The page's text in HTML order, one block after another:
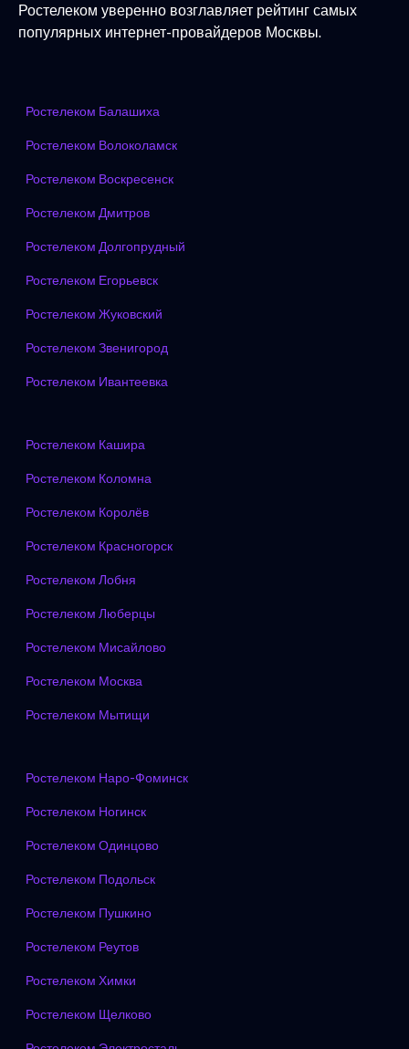
Ростелеком уверенно возглавляет рейтинг самых
популярных интернет-провайдеров Москвы.
Ростелеком Балашиха
Ростелеком Волоколамск
Ростелеком Воскресенск
Ростелеком Дмитров
Ростелеком Долгопрудный
Ростелеком Егорьевск
Ростелеком Жуковский
Ростелеком Звенигород
Ростелеком Ивантеевка
Ростелеком Кашира
Ростелеком Коломна
Ростелеком Королёв
Ростелеком Красногорск
Ростелеком Лобня
Ростелеком Люберцы
Ростелеком Мисайлово
Ростелеком Москва
Ростелеком Мытищи
Ростелеком Наро-Фоминск
Ростелеком Ногинск
Ростелеком Одинцово
Ростелеком Подольск
Ростелеком Пушкино
Ростелеком Реутов
Ростелеком Химки
Ростелеком Щелково